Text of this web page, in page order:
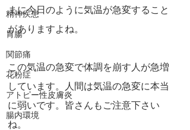
精神疾患
胃腸
関節痛
花粉症
アトピー性皮膚炎
腸内環境
まに今日のように気温が急変すること
がありますよね。
この気温の急変で体調を崩す人が急増
しています。人間は気温の急変に本当
に弱いです。皆さんもご注意下さい
ね。